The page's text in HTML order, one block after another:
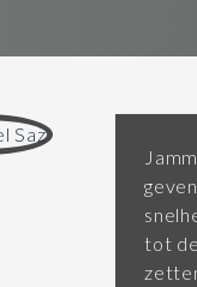
tot